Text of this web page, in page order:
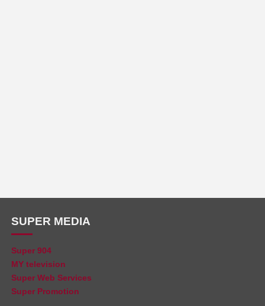
SUPER MEDIA
Super 904
MY television
Super Web Services
Super Promotion